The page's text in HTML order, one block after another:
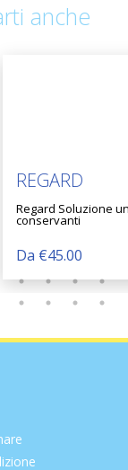
anche
morbide senza